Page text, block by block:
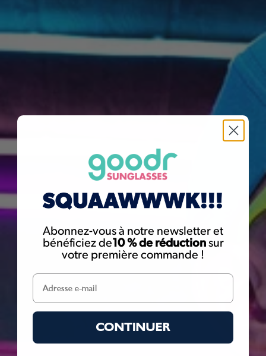
Abonnez-vous à notre newsletter et
bénéficiez de10 % de réductionsur
votre première commande !
CONTINUER